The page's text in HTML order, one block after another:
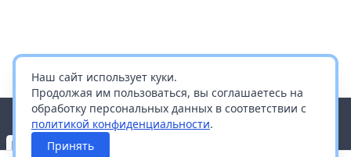
Наш сайт использует куки.
Продолжая им пользоваться, вы соглашаетесь на
обработку персональных данных в соответствии с
политикой конфиденциальности.
Принять